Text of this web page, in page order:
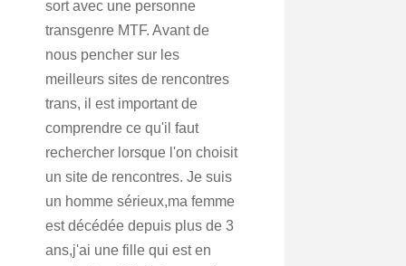
sort avec une personne
transgenre MTF. Avant de
nous pencher sur les
meilleurs sites de rencontres
trans, il est important de
comprendre ce qu'il faut
rechercher lorsque l'on choisit
un site de rencontres. Je suis
un homme sérieux,ma femme
est décédée depuis plus de 3
ans,j'ai une fille qui est en